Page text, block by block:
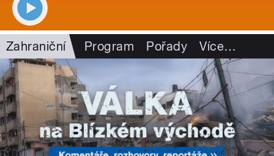
Zahraniční Program Pořady Více…